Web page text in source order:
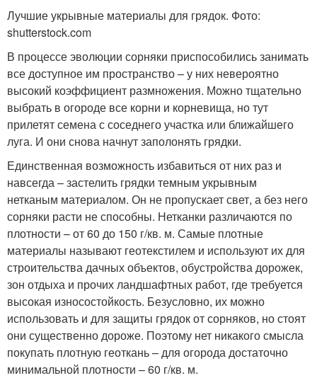
Лучшие укрывные материалы для грядок. Фото:
shutterstock.com
В процессе эволюции сорняки приспособились занимать
все доступное им пространство – у них невероятно
высокий коэффициент размножения. Можно тщательно
выбрать в огороде все корни и корневища, но тут
прилетят семена с соседнего участка или ближайшего
луга. И они снова начнут заполонять грядки.
Единственная возможность избавиться от них раз и
навсегда – застелить грядки темным укрывным
нетканым материалом. Он не пропускает свет, а без него
сорняки расти не способны. Нетканки различаются по
плотности – от 60 до 150 г/кв. м. Самые плотные
материалы называют геотекстилем и используют их для
строительства дачных объектов, обустройства дорожек,
зон отдыха и прочих ландшафтных работ, где требуется
высокая износостойкость. Безусловно, их можно
использовать и для защиты грядок от сорняков, но стоят
они существенно дороже. Поэтому нет никакого смысла
покупать плотную геоткань – для огорода достаточно
минимальной плотности – 60 г/кв. м.